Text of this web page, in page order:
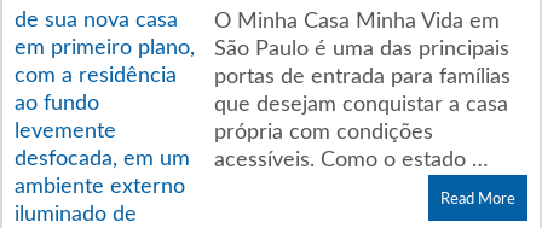
O Minha Casa Minha Vida em
São Paulo é uma das principais
portas de entrada para famílias
que desejam conquistar a casa
própria com condições
acessíveis. Como o estado …
Read More